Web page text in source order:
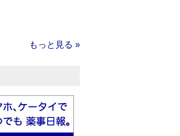
もっと見る »